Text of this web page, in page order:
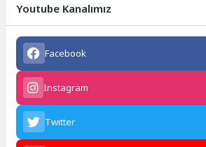
Youtube Kanalımız
Facebook
Instagram
Twitter